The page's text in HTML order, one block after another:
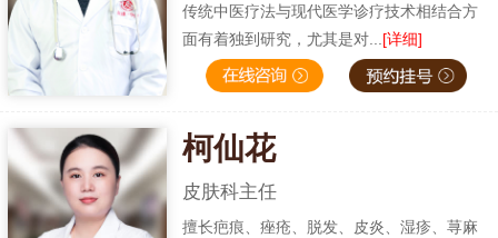
传统中医疗法与现代医学诊疗技术相结合方
面有着独到研究，尤其是对... [详细]
柯仙花
皮肤科主任
擅长疤痕、痤疮、脱发、皮炎、湿疹、荨麻